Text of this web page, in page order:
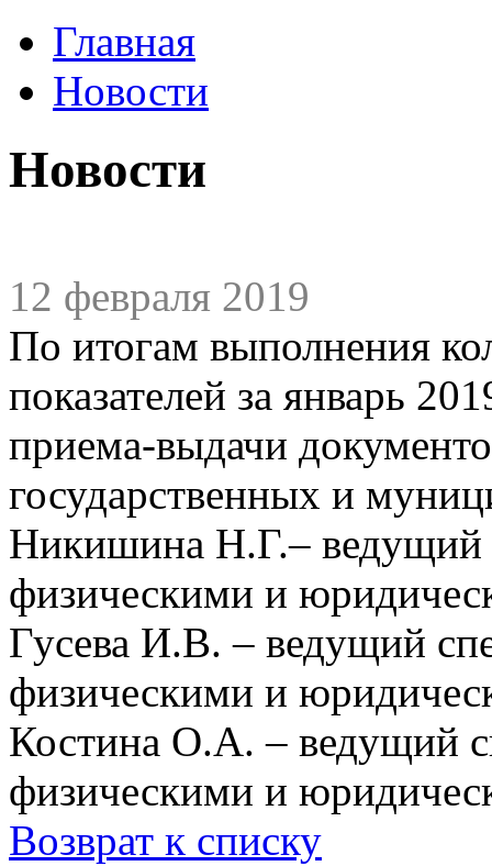
Главная
Новости
Новости
12 февраля 2019
По итогам выполнения
показателей за январь
приема-выдачи
государственных и
Никишина Н.Г.– ведущий
физическими и
Гусева И.В. – ведущий
физическими и
Костина О.А. – ведущий
физическими и
Возврат к списку